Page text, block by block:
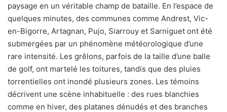
paysage en un véritable champ de bataille. En l’espace de
quelques minutes, des communes comme Andrest, Vic-
en-Bigorre, Artagnan, Pujo, Siarrouy et Sarniguet ont été
submergées par un phénomène météorologique d’une
rare intensité. Les grêlons, parfois de la taille d’une balle
de golf, ont martelé les toitures, tandis que des pluies
torrentielles ont inondé plusieurs zones. Les témoins
décrivent une scène inhabituelle : des rues blanchies
comme en hiver, des platanes dénudés et des branches